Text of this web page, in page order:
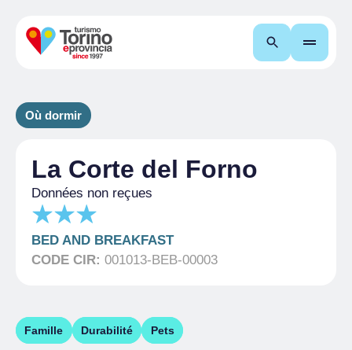
Recherche
Où dormir
La Corte del Forno
Données non reçues
BED AND BREAKFAST
CODE CIR: 001013-BEB-00003
Famille Durabilité Pets